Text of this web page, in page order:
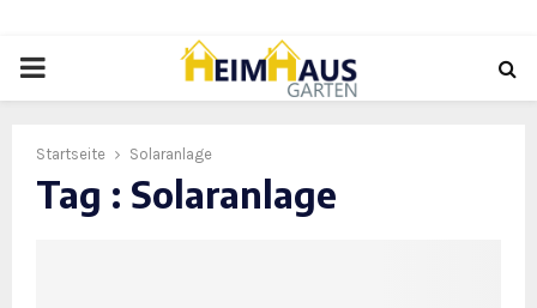
PRIMARY
Startseite Solaranlage
Tag : Solaranlage